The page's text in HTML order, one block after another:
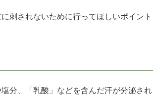
刺されないために行ってほしいポイント
分、「乳酸」などを含んだ汗が分泌され